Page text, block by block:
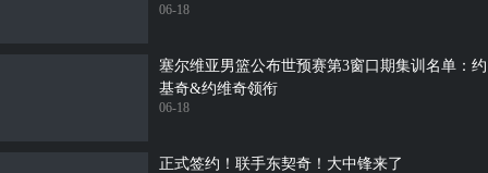
06-18
塞尔维亚男篮公布世预赛第3窗口期集训名单：约
基奇&约维奇领衔
06-18
正式签约！联手东契奇！大中锋来了